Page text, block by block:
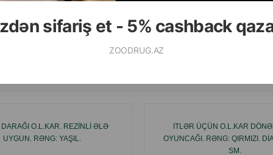
sifariş et - 5% cashback
ZOODRUG.AZ
ALMAQ
DARAĞI O.L.KAR. REZİNLİ ƏLƏ
UYGUN. RƏNG: YAŞIL.
ITLƏR ÜÇÜN O.L.KAR
OYUNCAĞI. RƏNG: QIRMIZI.
SM.